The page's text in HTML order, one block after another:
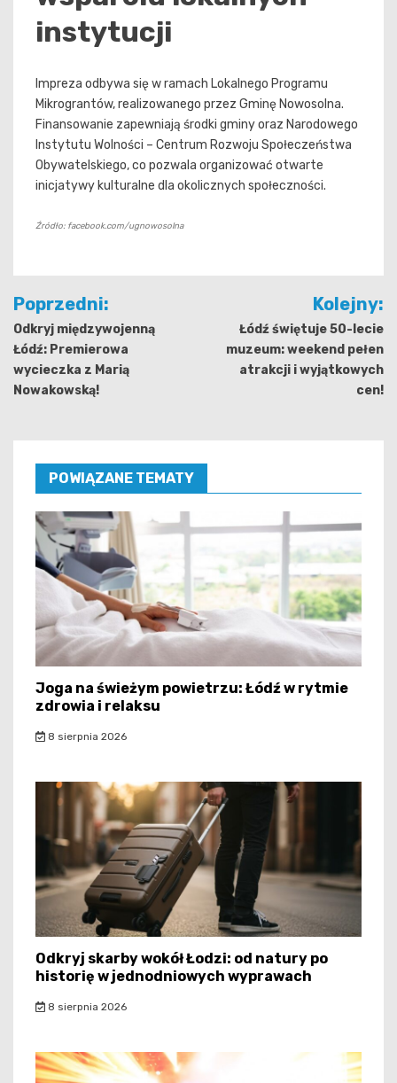
instytucji
Impreza odbywa się w ramach Lokalnego Programu
Mikrograntów, realizowanego przez Gminę Nowosolna.
Finansowanie zapewniają środki gminy oraz Narodowego
Instytutu Wolności – Centrum Rozwoju Społeczeństwa
Obywatelskiego, co pozwala organizować otwarte
inicjatywy kulturalne dla okolicznych społeczności.
Źródło: facebook.com/ugnowosolna
Nawigacja
wpisu
Poprzedni:
Odkryj międzywojenną
Łódź: Premierowa
wycieczka z Marią
Nowakowską!
Kolejny:
Łódź świętuje 50-lecie
muzeum: weekend pełen
atrakcji i wyjątkowych
cen!
POWIĄZANE TEMATY
Joga na świeżym powietrzu: Łódź w rytmie
zdrowia i relaksu
8 sierpnia 2026
Odkryj skarby wokół Łodzi: od natury po
historię w jednodniowych wyprawach
8 sierpnia 2026